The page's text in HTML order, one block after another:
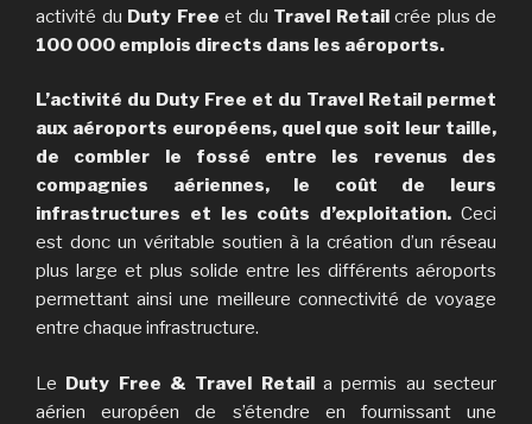
activité du Duty Free et du Travel Retailcrée plus de
100 000 emplois directs dans les aéroports.
L’activité du Duty Free et du Travel Retail permet
aux aéroports européens, quel que soit leur taille,
de combler le fossé entre les revenus des
compagnies aériennes, le coût de leurs
infrastructures et les coûts d’exploitation. Ceci
est donc un véritable soutien à la création d’un réseau
plus large et plus solide entre les différents aéroports
permettant ainsi une meilleure connectivité de voyage
entre chaque infrastructure.
Le Duty Free & Travel Retaila permis au secteur
aérien européen de s’étendre en fournissant une